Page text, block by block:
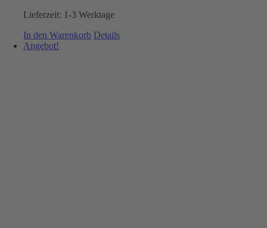
Lieferzeit: 1-3 Werktage
In den Warenkorb Details
Angebot!